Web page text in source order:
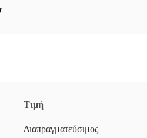
Τιμή
Διαπραγματεύσιμος